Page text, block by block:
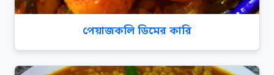
পেয়াজকলি ডিমের কারি